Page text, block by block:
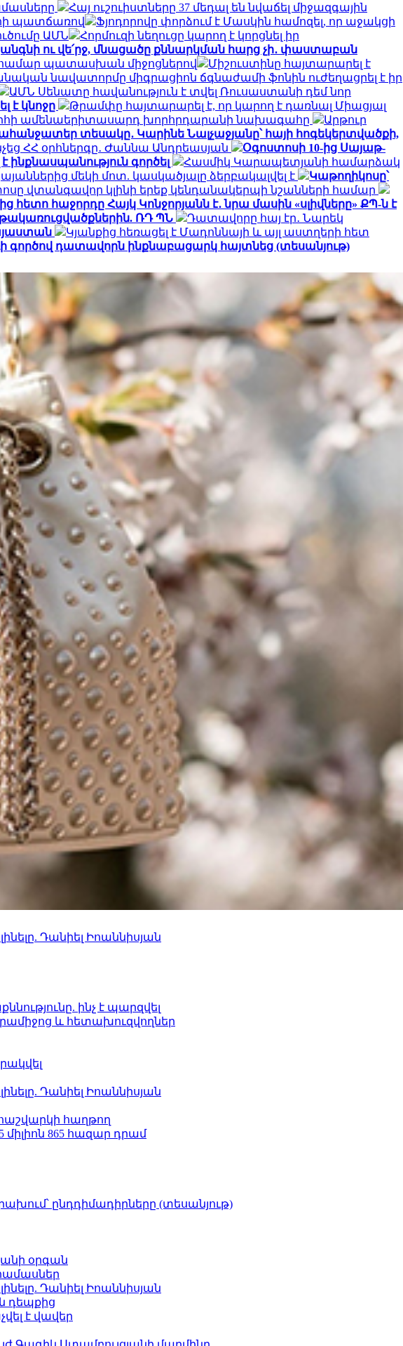
Հայ ուշուիստները 37 մեդալ են նվաճել միջազգային
պատճառով
Ֆյոդորովը փորձում է Մասկին համոզել, որ աջակցի
ԱՄՆ
Հորմուզի նեղուցը կարող է կորցնել իր
ու վե՛րջ, մնացածը քննարկման հարց չի․ փաստաբան
համար պատասխան միջոցներով
Միշուստինը հայտարարել է
նավատորմը միգրացիոն ճգնաժամի ֆոնին ուժեղացրել է իր
ԱՄՆ Սենատը հավանություն է տվել Ռուսաստանի դեմ նոր
է կնոջը
Թրամփը հայտարարել է, որ կարող է դառնալ Միացյալ
ամենաերիտասարդ խորհրդարանի նախագահը
Արթուր
տեսակը․ Կարինե Նալչաջյանը՝ հայի հոգեկերտվածքի,
ՀՀ օրհներգը․ Ժաննա Անդրեասյան
Օգոստոսի 10-ից Սայաթ-
ինքնասպանություն գործել
Հասմիկ Կարապետյանի համարձակ
մեկի մոտ. կասկածյալը ձերբակալվել է
Կաթողիկոսը՝
վտանգավոր կլինի երեք կենդանակերպի նշանների համար
հետո հաջորդը Հայկ Կոնջորյանն է․ նրա մասին «սլիվները» ՔՊ-ն է
ՌԴ ՊՆ
Դատավորը հայ էր․ Նարեկ
Կյանքից հեռացել է Մադոննայի և այլ աստղերի հետ
գործով դատավորն ինքնաբացարկ հայտնեց (տեսանյութ)
Դանիել Իոաննիսյան
ինչ է պարզվել
և հետախուզվողներ
Դանիել Իոաննիսյան
հաղթող
միլիոն 865 հազար դրամ
ընդդիմադիրները (տեսանյութ)
օրգան
Դանիել Իոաննիսյան
դեպքից
է վավեր